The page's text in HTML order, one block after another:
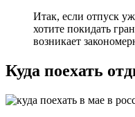
Итак, если отпуск
хотите покидать
возникает
Куда поехать